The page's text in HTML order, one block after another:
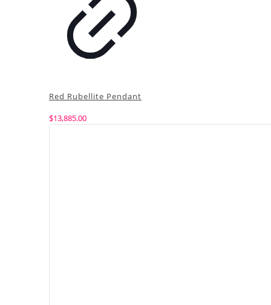
Red Rubellite Pendant
$13,885.00